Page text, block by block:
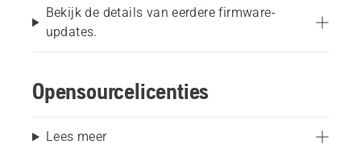
Bekijk de details van eerdere firmware-
updates.
Opensourcelicenties
Lees meer